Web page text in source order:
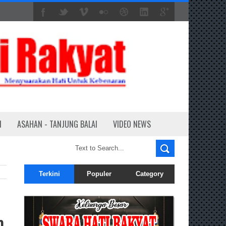
ASAHAN - TANJUNG BALAI VIDEO NEWS
Terkini Populer Category